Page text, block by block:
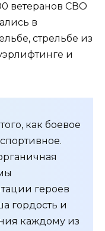
ветеранов СВО
в
стрельбе из
и
как боевое
героев
гордость и
каждому из